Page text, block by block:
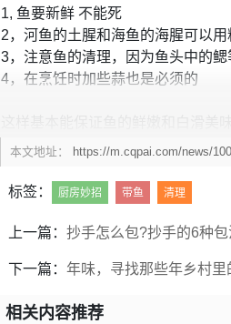
1, 鱼要新鲜 不能死
2，河鱼的土腥和海鱼的海腥可以
3，注意鱼的清理，因为鱼头中的
4，在烹饪时加些蒜也是必须的
泰式咖喱刀鱼：
调料：黄金咖喱块2块
本文地址： https://m.cqpai.com/news/
标签： 厨房妙招 带鱼 清理
上一篇： 抄手怎么包?抄手的6种
下一篇： 年味，寻找那些年乡村里
相关内容推荐